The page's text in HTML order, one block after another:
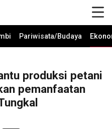
Pariwisata/Budaya
produksi petani
pemanfaatan